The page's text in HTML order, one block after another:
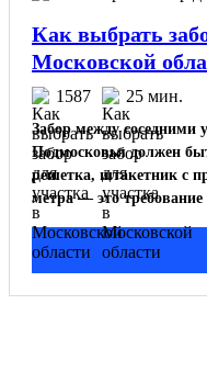
Как выбрать
Московской
1587 25 мин.
Забор между
Подмосковья должен
решетка, штакетник с
метра — это требование